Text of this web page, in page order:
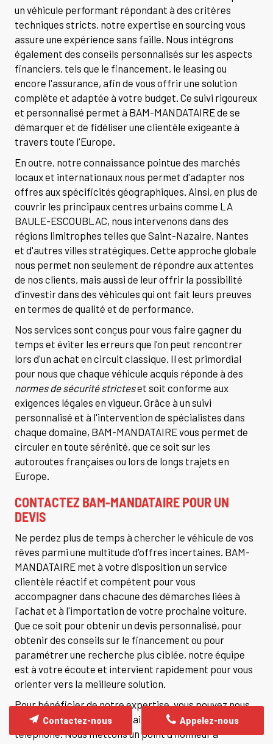
un véhicule performant répondant à des critères
techniques stricts, notre expertise en sourcing vous
assure une expérience sans faille. Nous intégrons
également des conseils personnalisés sur les aspects
financiers, tels que le financement, le leasing ou
encore l'assurance, afin de vous offrir une solution
complète et adaptée à votre budget. Ce suivi rigoureux
et personnalisé permet à BAM-MANDATAIRE de se
démarquer et de fidéliser une clientèle exigeante à
travers toute l'Europe.
En outre, notre connaissance pointue des marchés
locaux et internationaux nous permet d'adapter nos
offres aux spécificités géographiques. Ainsi, en plus de
couvrir les principaux centres urbains comme LA
BAULE-ESCOUBLAC, nous intervenons dans des
régions limitrophes telles que Saint-Nazaire, Nantes
et d'autres villes stratégiques. Cette approche globale
nous permet non seulement de répondre aux attentes
de nos clients, mais aussi de leur offrir la possibilité
d'investir dans des véhicules qui ont fait leurs preuves
en termes de qualité et de performance.
Nos services sont conçus pour vous faire gagner du
temps et éviter les erreurs que l'on peut rencontrer
lors d'un achat en circuit classique. Il est primordial
pour nous que chaque véhicule acquis réponde à des
normes de sécurité stricteset soit conforme aux
exigences légales en vigueur. Grâce à un suivi
personnalisé et à l'intervention de spécialistes dans
chaque domaine, BAM-MANDATAIRE vous permet de
circuler en toute sérénité, que ce soit sur les
autoroutes françaises ou lors de longs trajets en
Europe.
CONTACTEZ BAM-MANDATAIRE POUR UN
DEVIS
Ne perdez plus de temps à chercher le véhicule de vos
rêves parmi une multitude d'offres incertaines. BAM-
MANDATAIRE met à votre disposition un service
clientèle réactif et compétent pour vous
accompagner dans chacune des démarches liées à
l'achat et à l'importation de votre prochaine voiture.
Que ce soit pour obtenir un devis personnalisé, pour
obtenir des conseils sur le financement ou pour
paramétrer une recherche plus ciblée, notre équipe
est à votre écoute et intervient rapidement pour vous
orienter vers la meilleure solution.
Pour bénéficier de notre expertise, vous pouvez nous
contacter via notre formulaire en ligne ou par
téléphone. Nous mettons un point d'honneur à
Appelez-nous
Contactez-nous